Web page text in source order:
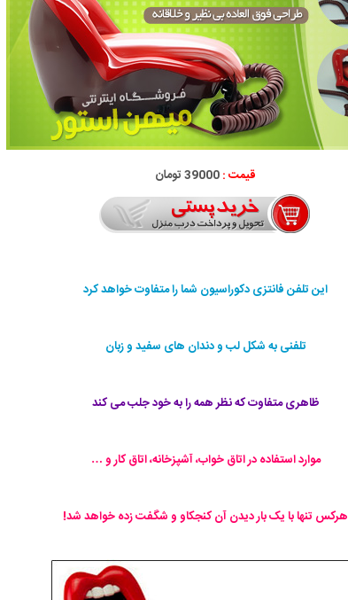
قیمت :39000 تومان
این تلفن فانتزی دکوراسیون شما را متفاوت خواهد کرد
تلفنی به شکل لب و دندان های سفید و زبان
ظاهری متفاوت که نظر همه را به خود جلب می کند
موارد استفاده در اتاق خواب، آشپزخانه، اتاق کار و …
هرکس تنها با یک بار دیدن آن کنجکاو و شگفت زده خواهد شد!